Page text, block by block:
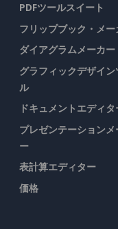
PDFツールスイート
フリップブック・メー
ダイアグラムメーカー
グラフィックデザイン
ル
ドキュメントエディタ
プレゼンテーションメ
ー
表計算エディター
価格